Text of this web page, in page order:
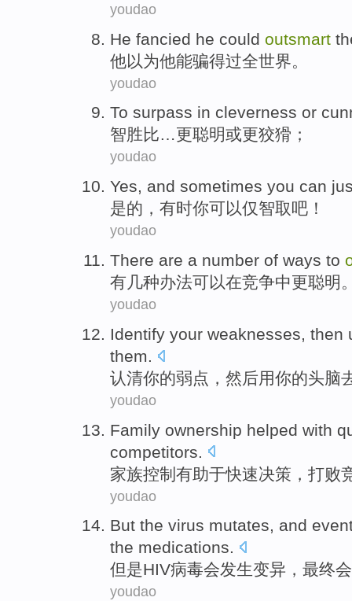
youdao
He fancied he could outsmart
他以为他能骗得过全世界 。
youdao
To surpass in cleverness or
智胜比…更聪明或更狡猾 ；
youdao
Yes, and sometimes you can
是的 ， 有时你可以仅智取吧！
youdao
There are a number of ways to
有几种办法可以在竞争中更聪明
youdao
Identify your weaknesses, then
them.
认清你的弱点 ， 然后用你的头脑
youdao
Family ownership helped with
competitors
家族控制 有助于快速决策 ， 打败
youdao
But the virus mutates, and
the medications.
但是HIV病毒会发生变异 ， 最终
youdao